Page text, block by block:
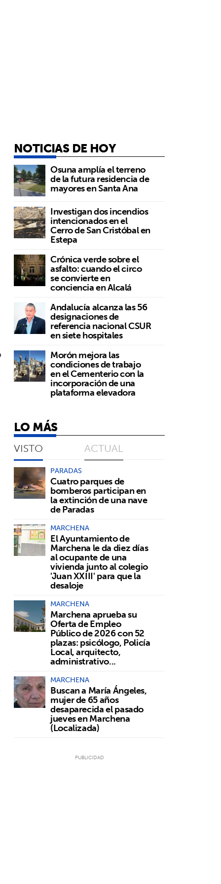
NOTICIAS DE HOY
Osuna amplía el terreno
de la futura residencia de
mayores en Santa Ana
Investigan dos incendios
intencionados en el
Cerro de San Cristóbal en
Estepa
Crónica verde sobre el
asfalto: cuando el circo
se convierte en
conciencia en Alcalá
Andalucía alcanza las 56
designaciones de
referencia nacional CSUR
en siete hospitales
Morón mejora las
condiciones de trabajo
en el Cementerio con la
incorporación de una
plataforma elevadora
LO MÁS
VISTO ACTUAL
PARADAS
Cuatro parques de
bomberos participan en
la extinción de una nave
de Paradas
MARCHENA
El Ayuntamiento de
Marchena le da diez días
al ocupante de una
vivienda junto al colegio
'Juan XXIII' para que la
desaloje
MARCHENA
Marchena aprueba su
Oferta de Empleo
Público de 2026 con 52
plazas: psicólogo, Policía
Local, arquitecto,
administrativo...
MARCHENA
Buscan a María Ángeles,
mujer de 65 años
desaparecida el pasado
jueves en Marchena
(Localizada)